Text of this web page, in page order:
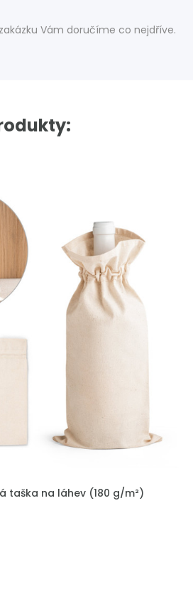
Vám doručíme co nejdříve.
taška na láhev (180 g/m²)